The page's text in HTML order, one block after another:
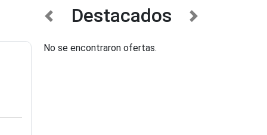
Destacados
anterior siguiente
No se encontraron ofertas.